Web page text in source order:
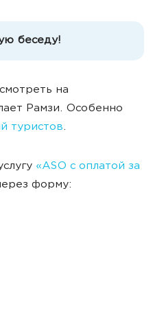
беседу!
на
Рамзи. Особенно
туристов.
«ASO с оплатой за
форму: